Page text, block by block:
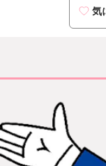
気